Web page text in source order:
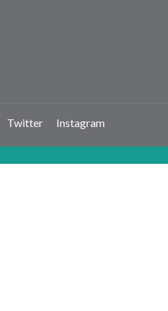
Twitter Instagram